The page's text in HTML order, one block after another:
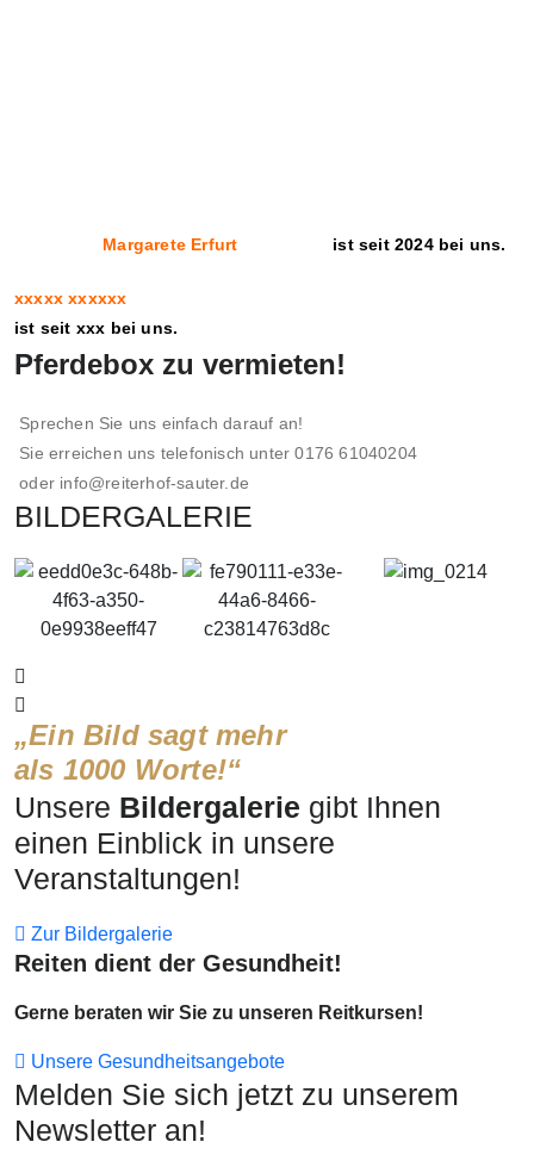
Margarete Erfurt ist seit 2024 bei uns.
xxxxx xxxxxx
ist seit xxx bei uns.
Pferdebox zu vermieten!
Sprechen Sie uns einfach darauf an!
Sie erreichen uns telefonisch unter 0176 61040204
oder info@reiterhof-sauter.de​
BILDERGALERIE
„Ein Bild sagt mehr
als 1000 Worte!“
Unsere Bildergalerie gibt Ihnen
einen Einblick in unsere
Veranstaltungen!
Zur Bildergalerie
Reiten dient der Gesundheit!
Gerne beraten wir Sie zu unseren Reitkursen!
Unsere Gesundheitsangebote
Melden Sie sich jetzt zu unserem
Newsletter an!